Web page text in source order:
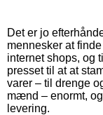
Det er jo
mennesker at
internet shops, og
presset til at at
varer – til drenge
mænd – enormt,
levering.